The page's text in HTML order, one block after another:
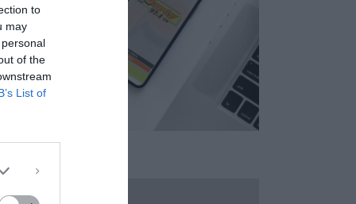
to
may
of the
List of